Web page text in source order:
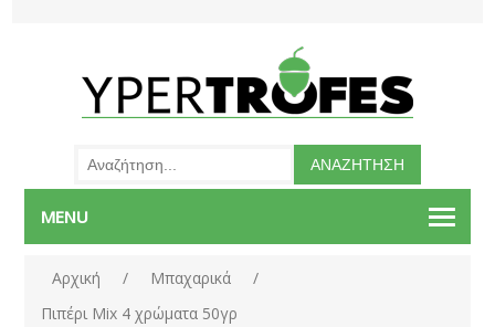
MENU
Αρχική / Μπαχαρικά
/
Πιπέρι Mix 4 χρώματα 50γρ